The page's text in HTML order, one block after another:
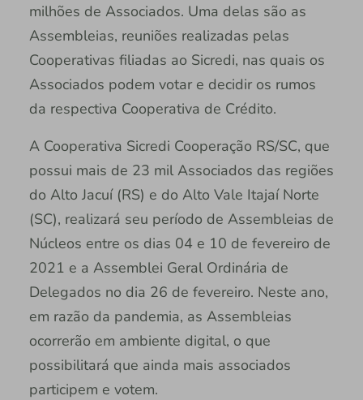
milhões de Associados. Uma delas são as
Assembleias, reuniões realizadas pelas
Cooperativas filiadas ao Sicredi, nas quais os
Associados podem votar e decidir os rumos
da respectiva Cooperativa de Crédito.
A Cooperativa Sicredi Cooperação RS/SC, que
possui mais de 23 mil Associados das regiões
do Alto Jacuí (RS) e do Alto Vale Itajaí Norte
(SC), realizará seu período de Assembleias de
Núcleos entre os dias 04 e 10 de fevereiro de
2021 e a Assemblei Geral Ordinária de
Delegados no dia 26 de fevereiro. Neste ano,
em razão da pandemia, as Assembleias
ocorrerão em ambiente digital, o que
possibilitará que ainda mais associados
participem e votem.